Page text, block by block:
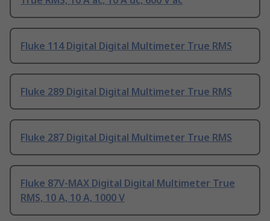
Fluke 114 Digital Digital Multimeter True RMS
Fluke 289 Digital Digital Multimeter True RMS
Fluke 287 Digital Digital Multimeter True RMS
Fluke 87V-MAX Digital Digital Multimeter True
RMS, 10 A, 10 A, 1000 V